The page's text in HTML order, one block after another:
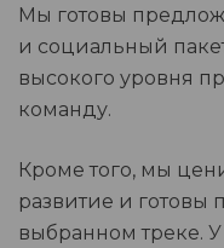
Мы готовы
и социальный
высокого уровня
команду.
Кроме того, мы
развитие и готовы
выбранном треке.